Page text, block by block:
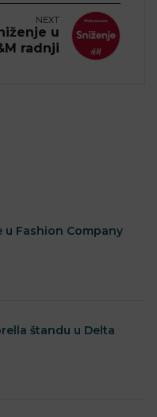
NEXT
u
radnji
u Fashion Company
štandu u Delta